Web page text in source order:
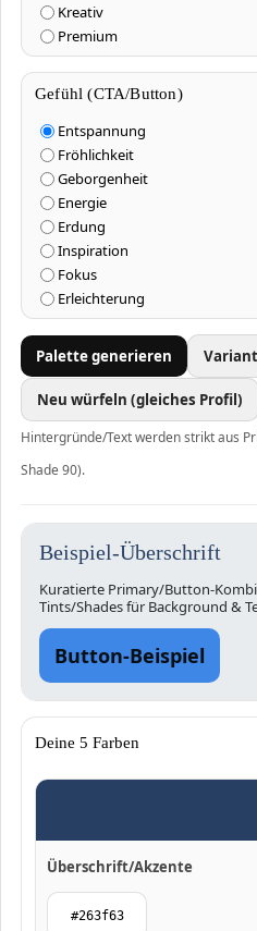
Kreativ
Premium
Gefühl (CTA/Button)
Entspannung
Fröhlichkeit
Geborgenheit
Energie
Erdung
Inspiration
Fokus
Erleichterung
Palette generieren
Neu würfeln (gleiches Profil)
Hintergründe/Text werden strikt aus
Shade 90).
Beispiel-Überschrift
Kuratierte Primary/Button-
Tints/Shades für Background &
Button-Beispiel
Deine 5 Farben
Überschrift/Akzente
#263f63